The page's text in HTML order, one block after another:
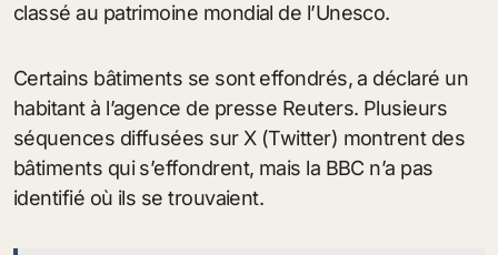
classé au patrimoine mondial de l’Unesco.
Certains bâtiments se sont effondrés, a déclaré un
habitant à l’agence de presse Reuters. Plusieurs
séquences diffusées sur X (Twitter) montrent des
bâtiments qui s’effondrent, mais la BBC n’a pas
identifié où ils se trouvaient.